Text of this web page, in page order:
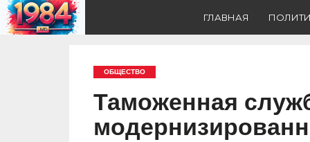
ГЛАВНАЯ
ОБЩЕСТВО
Таможенная